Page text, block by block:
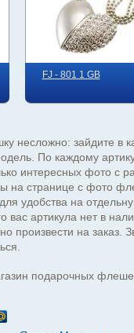
FJ - 801 1 GB
несложно: зайдите в
По каждому
интересных фото с
на странице с фото
удобства на
вас артикула нет в
произвести на заказ.
подарочных